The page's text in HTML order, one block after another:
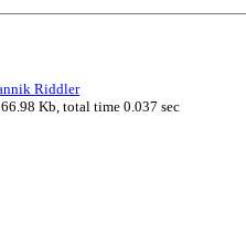
Riddler
Kb, total time 0.037 sec